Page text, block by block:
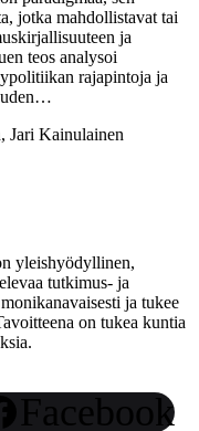
jotka mahdollistavat tai
ja
teos analysoi
rajapintoja ja
Jari Kainulainen
yleishyödyllinen,
tutkimus- ja
ja tukee
on tukea kuntia
Facebook